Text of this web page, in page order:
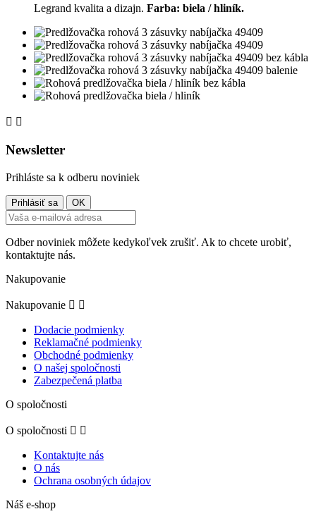
Legrand kvalita a dizajn. Farba: biela / hliník.
 
Newsletter
Prihláste sa k odberu noviniek
Odber noviniek môžete kedykoľvek zrušiť. Ak to chcete urobiť,
kontaktujte nás.
Nakupovanie
Nakupovanie  
Dodacie podmienky
Reklamačné podmienky
Obchodné podmienky
O našej spoločnosti
Zabezpečená platba
O spoločnosti
O spoločnosti  
Kontaktujte nás
O nás
Ochrana osobných údajov
Náš e-shop